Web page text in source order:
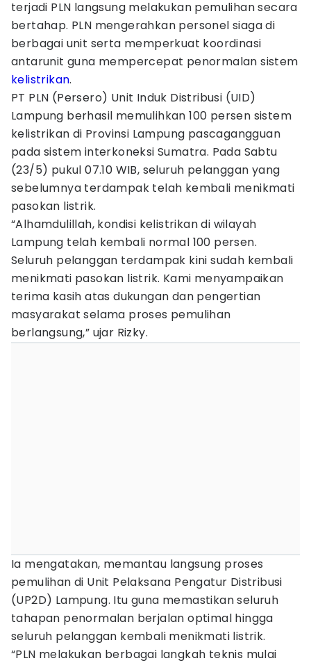
terjadi PLN langsung melakukan pemulihan secara
bertahap. PLN mengerahkan personel siaga di
berbagai unit serta memperkuat koordinasi
antarunit guna mempercepat penormalan sistem
kelistrikan.
PT PLN (Persero) Unit Induk Distribusi (UID)
Lampung berhasil memulihkan 100 persen sistem
kelistrikan di Provinsi Lampung pascagangguan
pada sistem interkoneksi Sumatra. Pada Sabtu
(23/5) pukul 07.10 WIB, seluruh pelanggan yang
sebelumnya terdampak telah kembali menikmati
pasokan listrik.
“Alhamdulillah, kondisi kelistrikan di wilayah
Lampung telah kembali normal 100 persen.
Seluruh pelanggan terdampak kini sudah kembali
menikmati pasokan listrik. Kami menyampaikan
terima kasih atas dukungan dan pengertian
masyarakat selama proses pemulihan
berlangsung,” ujar Rizky.
Ia mengatakan, memantau langsung proses
pemulihan di Unit Pelaksana Pengatur Distribusi
(UP2D) Lampung. Itu guna memastikan seluruh
tahapan penormalan berjalan optimal hingga
seluruh pelanggan kembali menikmati listrik.
“PLN melakukan berbagai langkah teknis mulai